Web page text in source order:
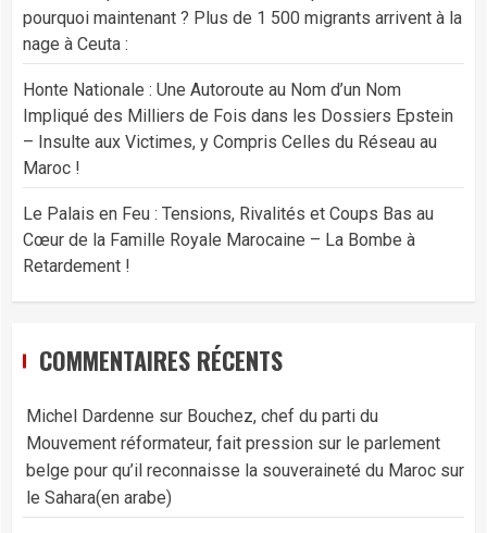
pourquoi maintenant ? Plus de 1 500 migrants arrivent à la
nage à Ceuta :
Honte Nationale : Une Autoroute au Nom d’un Nom
Impliqué des Milliers de Fois dans les Dossiers Epstein
– Insulte aux Victimes, y Compris Celles du Réseau au
Maroc !
Le Palais en Feu : Tensions, Rivalités et Coups Bas au
Cœur de la Famille Royale Marocaine – La Bombe à
Retardement !
COMMENTAIRES RÉCENTS
Michel Dardenne sur Bouchez, chef du parti du
Mouvement réformateur, fait pression sur le parlement
belge pour qu’il reconnaisse la souveraineté du Maroc sur
le Sahara(en arabe)